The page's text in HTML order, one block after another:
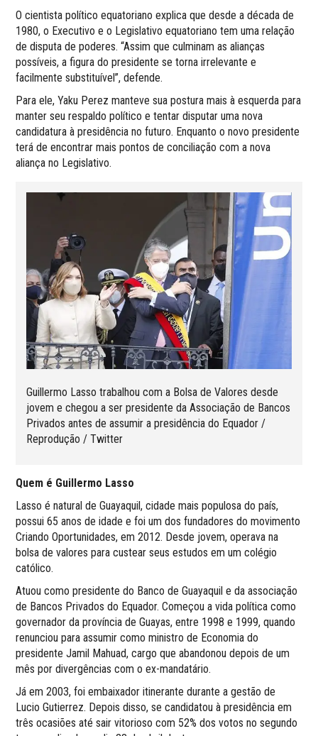
O cientista político equatoriano explica que desde a década de
1980, o Executivo e o Legislativo equatoriano tem uma relação
de disputa de poderes. “Assim que culminam as alianças
possíveis, a figura do presidente se torna irrelevante e
facilmente substituível”, defende.
Para ele, Yaku Perez manteve sua postura mais à esquerda para
manter seu respaldo político e tentar disputar uma nova
candidatura à presidência no futuro. Enquanto o novo presidente
terá de encontrar mais pontos de conciliação com a nova
aliança no Legislativo.
Guillermo Lasso trabalhou com a Bolsa de Valores desde
jovem e chegou a ser presidente da Associação de Bancos
Privados antes de assumir a presidência do Equador /
Reprodução / Twitter
Quem é Guillermo Lasso
Lasso é natural de Guayaquil, cidade mais populosa do país,
possui 65 anos de idade e foi um dos fundadores do movimento
Criando Oportunidades, em 2012. Desde jovem, operava na
bolsa de valores para custear seus estudos em um colégio
católico.
Atuou como presidente do Banco de Guayaquil e da associação
de Bancos Privados do Equador. Começou a vida política como
governador da província de Guayas, entre 1998 e 1999, quando
renunciou para assumir como ministro de Economia do
presidente Jamil Mahuad, cargo que abandonou depois de um
mês por divergências com o ex-mandatário.
Já em 2003, foi embaixador itinerante durante a gestão de
Lucio Gutierrez. Depois disso, se candidatou à presidência em
três ocasiões até sair vitorioso com 52% dos votos no segundo